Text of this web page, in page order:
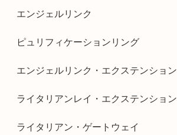
エンジェルリンク
ピュリフィケーションリング
エンジェルリンク・エクステンション
ライタリアンレイ・エクステンション
ライタリアン・ゲートウェイ